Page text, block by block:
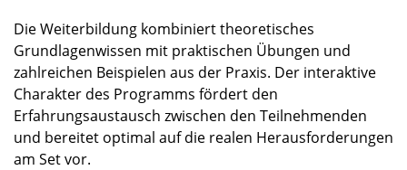
Die Weiterbildung kombiniert theoretisches
Grundlagenwissen mit praktischen Übungen und
zahlreichen Beispielen aus der Praxis. Der interaktive
Charakter des Programms fördert den
Erfahrungsaustausch zwischen den Teilnehmenden
und bereitet optimal auf die realen Herausforderungen
am Set vor.